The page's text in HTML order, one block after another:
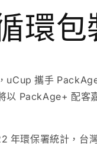
環包
uCup 攜手
以 PackAge+ 配客
年環保署統計，台